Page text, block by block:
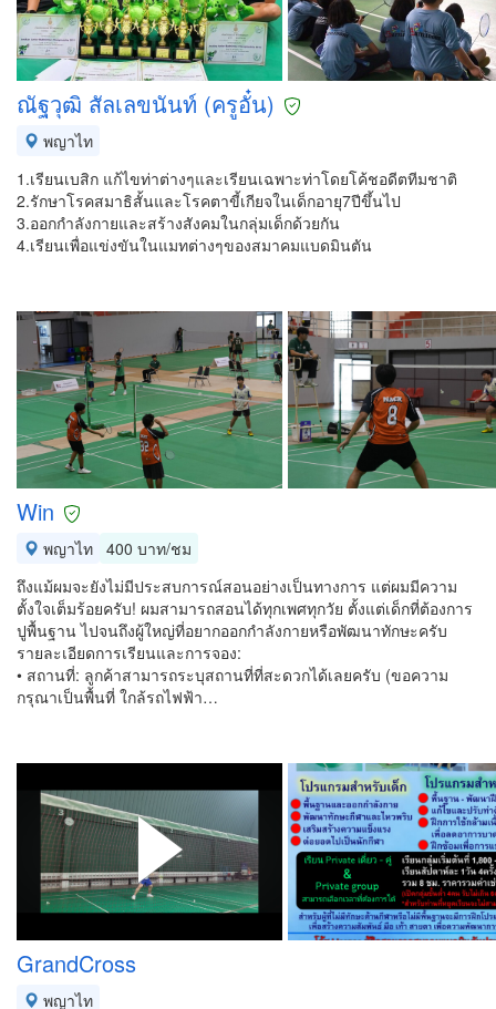
ณัฐวุฒิ สัลเลขนันท์ (ครูอั๋น)
พญาไท
1.เรียนเบสิก แก้ไขท่าต่างๆและเรียนเฉพาะท่าโดยโค้ชอดีตทีมชาติ
2.รักษาโรคสมาธิสั้นและโรคตาขี้เกียจในเด็กอายุ7ปีขึ้นไป
3.ออกกำลังกายและสร้างสังคมในกลุ่มเด็กด้วยกัน
4.เรียนเพื่อแข่งขันในแมทต่างๆของสมาคมแบดมินตัน
Win
พญาไท 400 บาท/ชม
ถึงแม้ผมจะยังไม่มีประสบการณ์สอนอย่างเป็นทางการ แต่ผมมีความ
ตั้งใจเต็มร้อยครับ! ผมสามารถสอนได้ทุกเพศทุกวัย ตั้งแต่เด็กที่ต้องการ
ปูพื้นฐาน ไปจนถึงผู้ใหญ่ที่อยากออกกำลังกายหรือพัฒนาทักษะครับ
รายละเอียดการเรียนและการจอง:
• สถานที่: ลูกค้าสามารถระบุสถานที่ที่สะดวกได้เลยครับ (ขอความ
กรุณาเป็นพื้นที่ ใกล้รถไฟฟ้า…
GrandCross
พญาไท